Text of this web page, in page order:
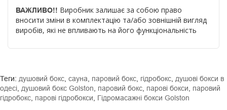
ВАЖЛИВО!! Виробник залишає за собою право
вносити зміни в комплектацію та/або зовнішній вигляд
виробів, які не впливають на його функціональність
Теги: душовий бокс сауна паровий бокс гідробокс душові бокси в
одесі душовий бокс Golston паровий бокс парові бокси
паровий
гідробокс парові гідробокси Гідромасажні бокси Golston